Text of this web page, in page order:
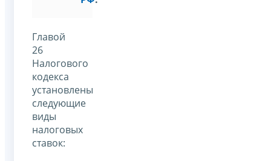
Главой
26
Налогового
кодекса
установлены
следующие
виды
налоговых
ставок: